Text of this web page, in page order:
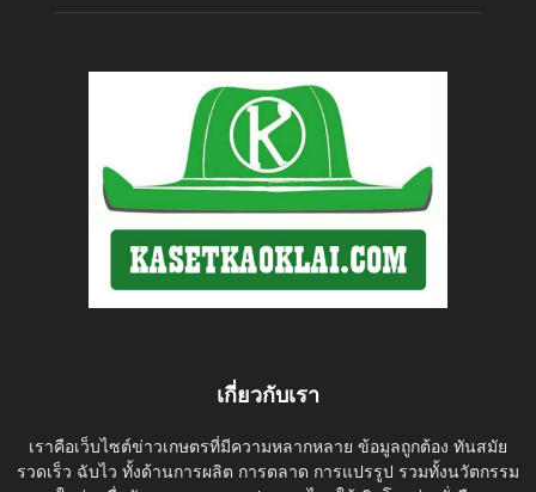
เกี่ยวกับเรา
เราคือเว็บไซต์ข่าวเกษตรที่มีความหลากหลาย ข้อมูลถูกต้อง ทันสมัย
รวดเร็ว ฉับไว ทั้งด้านการผลิต การตลาด การแปรรูป รวมทั้งนวัตกรรม